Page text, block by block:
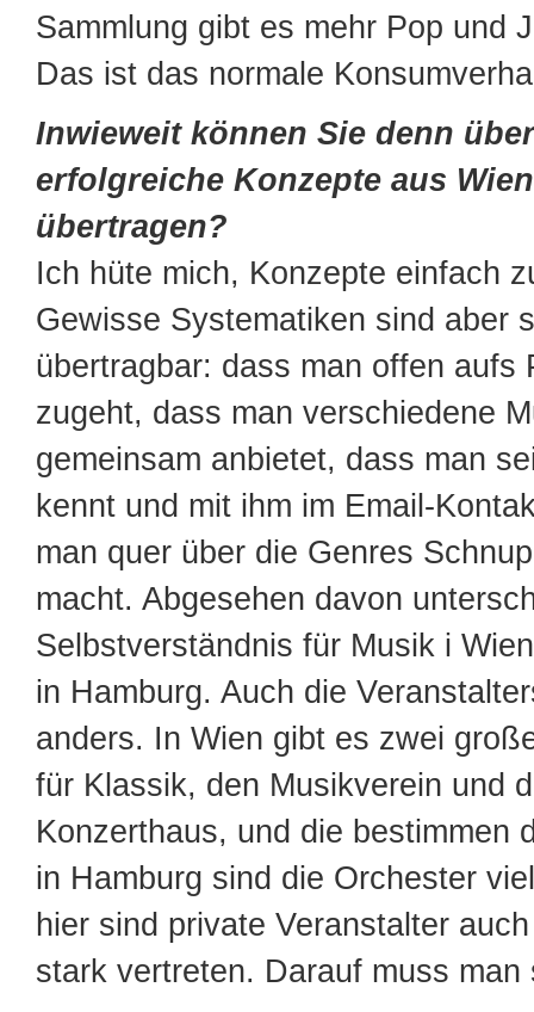
Sammlung gibt es mehr Pop und
Das ist das normale
Inwieweit können Sie denn
erfolgreiche Konzepte aus
übertragen?
Ich hüte mich, Konzepte einfach
Gewisse Systematiken sind aber
übertragbar: dass man offen aufs
zugeht, dass man verschiedene
gemeinsam anbietet, dass man
kennt und mit ihm im Email-
man quer über die Genres
macht. Abgesehen davon
Selbstverständnis für Musik i
in Hamburg. Auch die
anders. In Wien gibt es zwei
für Klassik, den Musikverein und
Konzerthaus, und die bestimmen
in Hamburg sind die Orchester
hier sind private Veranstalter
stark vertreten. Darauf muss man